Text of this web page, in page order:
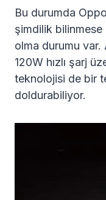
Bu durumda
şimdilik bilinmese
olma durumu var.
120W hızlı şarj
teknolojisi de bir
doldurabiliyor.